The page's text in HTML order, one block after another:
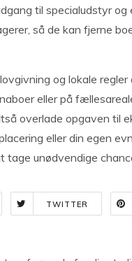
til specialudstyr
så de kan fjerne
og lokale
eller på
overlade opgaven til
eller din egen
tage unødvendige
TWITTER